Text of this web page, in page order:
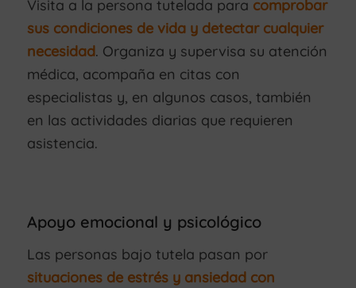
Visita a la persona tutelada para comprobar
sus condiciones de vida y detectar cualquier
necesidad. Organiza y supervisa su atención
médica, acompaña en citas con
especialistas y, en algunos casos, también
en las actividades diarias que requieren
asistencia.
Apoyo emocional y psicológico
Las personas bajo tutela pasan por
situaciones de estrés y ansiedad con